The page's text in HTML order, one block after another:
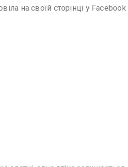
на своїй сторінці у